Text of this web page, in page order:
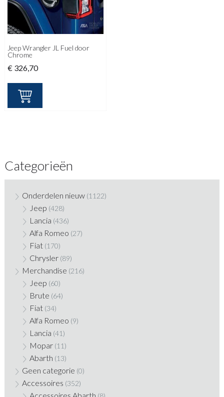
Jeep Wrangler JL Fuel door
Chrome
€ 326,70
Categorieën
Onderdelen nieuw (1122)
Jeep (428)
Lancia (436)
Alfa Romeo (27)
Fiat (170)
Chrysler (89)
Merchandise (216)
Jeep (60)
Brute (64)
Fiat (34)
Alfa Romeo (9)
Lancia (41)
Mopar (11)
Abarth (13)
Geen categorie (0)
Accessoires (352)